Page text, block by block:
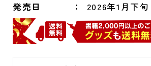
発売日 2026年1月下旬